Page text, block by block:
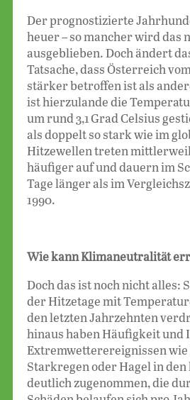
Der prognostizierte
heuer – so mancher wird das
ausgeblieben. Doch ändert
Tatsache, dass Österreich
stärker betroffen ist als
ist hierzulande die
um rund 3,1 Grad Celsius
als doppelt so stark wie im
Hitzewellen treten
häufiger auf und dauern im
Tage länger als im
1990.
Wie kann Klimaneutralität
Doch das ist noch nicht alles:
der Hitzetage mit
den letzten Jahrzehnten
hinaus haben Häufigkeit und
Extremwetterereignissen
Starkregen oder Hagel in
deutlich zugenommen, die